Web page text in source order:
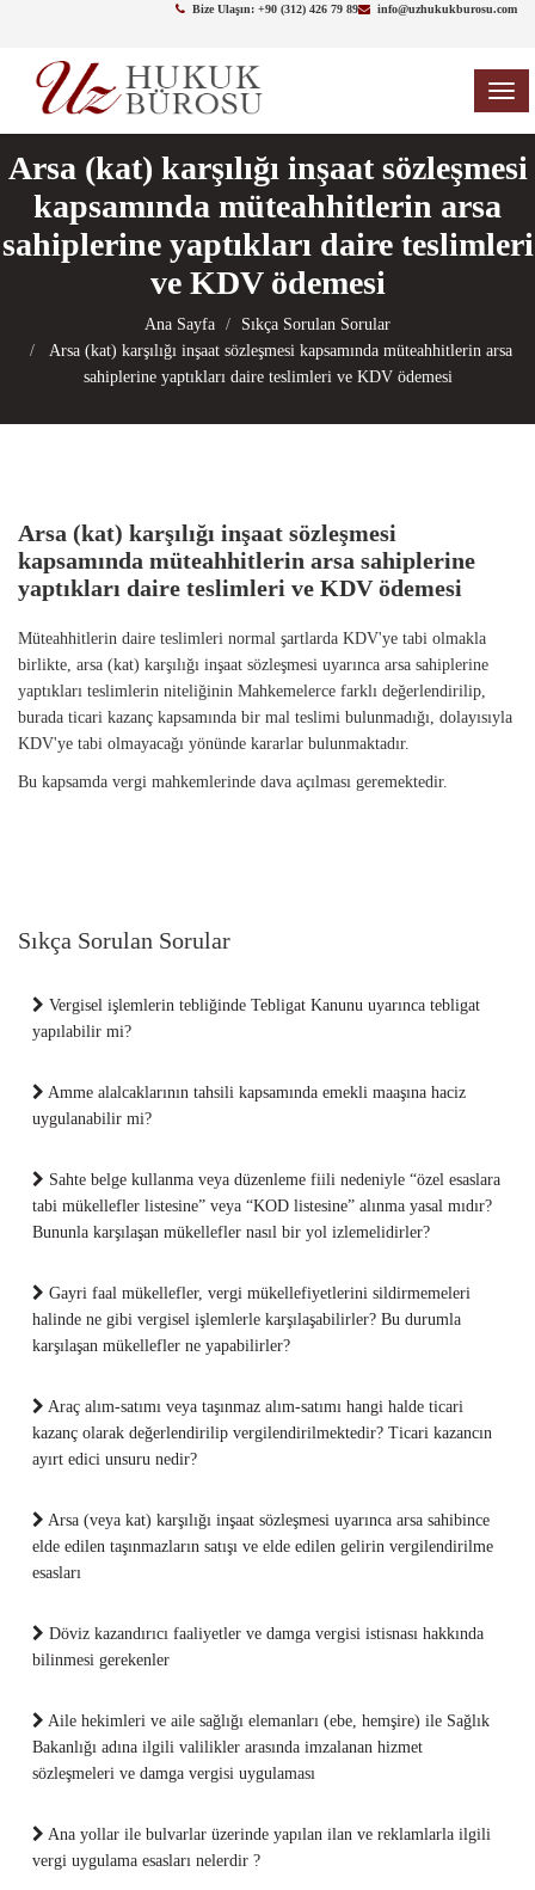
info@uzhukukburosu.com
Bize Ulaşın: +90 (312) 426 79 89
Arsa (kat) karşılığı inşaat sözleşmesi
kapsamında müteahhitlerin arsa
sahiplerine yaptıkları daire teslimleri
ve KDV ödemesi
Ana Sayfa
Sıkça Sorulan Sorular
Arsa (kat) karşılığı inşaat sözleşmesi kapsamında müteahhitlerin arsa
sahiplerine yaptıkları daire teslimleri ve KDV ödemesi
Arsa (kat) karşılığı inşaat sözleşmesi
kapsamında müteahhitlerin arsa sahiplerine
yaptıkları daire teslimleri ve KDV ödemesi
Müteahhitlerin daire teslimleri normal şartlarda KDV'ye tabi olmakla
birlikte, arsa (kat) karşılığı inşaat sözleşmesi uyarınca arsa sahiplerine
yaptıkları teslimlerin niteliğinin Mahkemelerce farklı değerlendirilip,
burada ticari kazanç kapsamında bir mal teslimi bulunmadığı, dolayısıyla
KDV'ye tabi olmayacağı yönünde kararlar bulunmaktadır.
Bu kapsamda vergi mahkemlerinde dava açılması geremektedir.
Sıkça Sorulan Sorular
Vergisel işlemlerin tebliğinde Tebligat Kanunu uyarınca tebligat
yapılabilir mi?
Amme alalcaklarının tahsili kapsamında emekli maaşına haciz
uygulanabilir mi?
Sahte belge kullanma veya düzenleme fiili nedeniyle “özel esaslara
tabi mükellefler listesine” veya “KOD listesine” alınma yasal mıdır?
Bununla karşılaşan mükellefler nasıl bir yol izlemelidirler?
Gayri faal mükellefler, vergi mükellefiyetlerini sildirmemeleri
halinde ne gibi vergisel işlemlerle karşılaşabilirler? Bu durumla
karşılaşan mükellefler ne yapabilirler?
Araç alım-satımı veya taşınmaz alım-satımı hangi halde ticari
kazanç olarak değerlendirilip vergilendirilmektedir? Ticari kazancın
ayırt edici unsuru nedir?
Arsa (veya kat) karşılığı inşaat sözleşmesi uyarınca arsa sahibince
elde edilen taşınmazların satışı ve elde edilen gelirin vergilendirilme
esasları
Döviz kazandırıcı faaliyetler ve damga vergisi istisnası hakkında
bilinmesi gerekenler
Aile hekimleri ve aile sağlığı elemanları (ebe, hemşire) ile Sağlık
Bakanlığı adına ilgili valilikler arasında imzalanan hizmet
sözleşmeleri ve damga vergisi uygulaması
Ana yollar ile bulvarlar üzerinde yapılan ilan ve reklamlarla ilgili
vergi uygulama esasları nelerdir ?